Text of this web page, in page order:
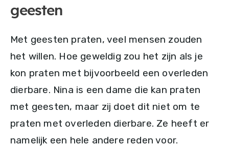
geesten
Met geesten praten, veel mensen zouden
het willen. Hoe geweldig zou het zijn als je
kon praten met bijvoorbeeld een overleden
dierbare. Nina is een dame die kan praten
met geesten, maar zij doet dit niet om te
praten met overleden dierbare. Ze heeft er
namelijk een hele andere reden voor.